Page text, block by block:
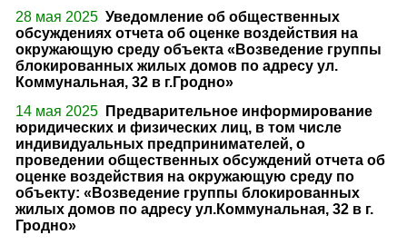
28 мая 2025 Уведомление об общественных
обсуждениях отчета об оценке воздействия на
окружающую среду объекта «Возведение группы
блокированных жилых домов по адресу ул.
Коммунальная, 32 в г.Гродно»
14 мая 2025
Предварительное информирование
юридических и физических лиц, в том числе
индивидуальных предпринимателей, о
проведении общественных обсуждений отчета об
оценке воздействия на окружающую среду по
объекту: «Возведение группы блокированных
жилых домов по адресу ул.Коммунальная, 32 в г.
Гродно»